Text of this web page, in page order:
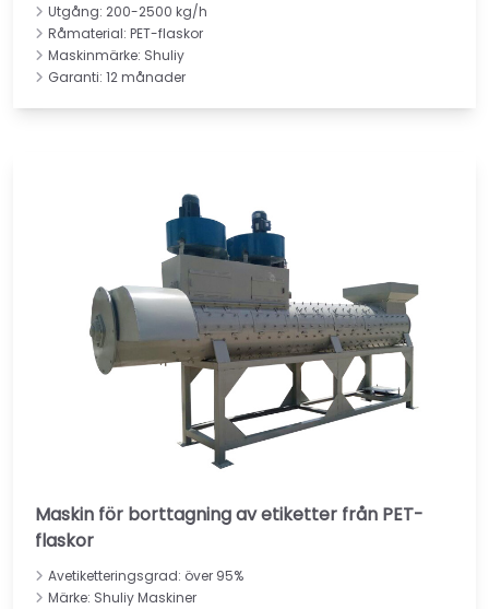
Utgång: 200-2500 kg/h
Råmaterial: PET-flaskor
Maskinmärke: Shuliy
Garanti: 12 månader
Maskin för borttagning av etiketter från PET-
flaskor
Avetiketteringsgrad: över 95%
Märke: Shuliy Maskiner